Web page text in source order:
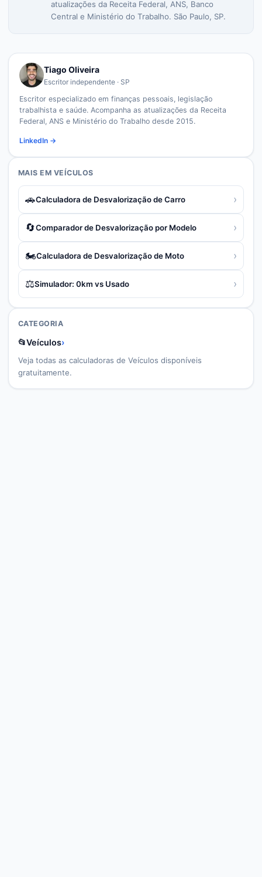
atualizações da Receita Federal, ANS, Banco
Central e Ministério do Trabalho. São Paulo, SP.
Tiago Oliveira
Escritor independente · SP
Escritor especializado em finanças pessoais, legislação
trabalhista e saúde. Acompanha as atualizações da Receita
Federal, ANS e Ministério do Trabalho desde 2015.
LinkedIn →
MAIS EM VEÍCULOS
🚗Calculadora de Desvalorização de Carro ›
🔄Comparador de Desvalorização por Modelo ›
🏍️Calculadora de Desvalorização de Moto ›
⚖️Simulador: 0km vs Usado ›
CATEGORIA
📂Veículos›
Veja todas as calculadoras de Veículos disponíveis
gratuitamente.